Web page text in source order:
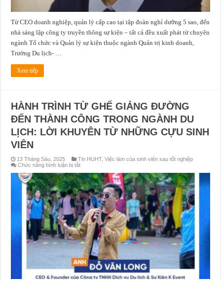
Trường
–
học
Huế
khẳng
Từ CEO doanh nghiệp, quản lý cấp cao tại tập đoàn nghỉ dưỡng 5 sao, đến
nhà sáng lập công ty truyền thông sự kiện – tất cả đều xuất phát từ chuyên
ngành Tổ chức và Quản lý sự kiện thuộc ngành Quản trị kinh doanh,
Trường Du lịch- …
Xem tiếp
HÀNH TRÌNH TỪ GHẾ GIẢNG ĐƯỜNG
ĐẾN THÀNH CÔNG TRONG NGÀNH DU
LỊCH: LỜI KHUYÊN TỪ NHỮNG CỰU SINH
VIÊN
13 Tháng Sáu, 2025 Tin HUHT,Việc làm của sinh viên sau tốt nghiệp
Chức năng bình luận bị tắtở
TRÌNH
TỪ
GHẾ
GIẢNG
ĐƯỜNG
ĐẾN
THÀNH
CÔNG
TRONG
NGÀNH
DU
LỊCH:
LỜI
KHUYÊN
TỪ
NHỮNG
CỰU
SINH